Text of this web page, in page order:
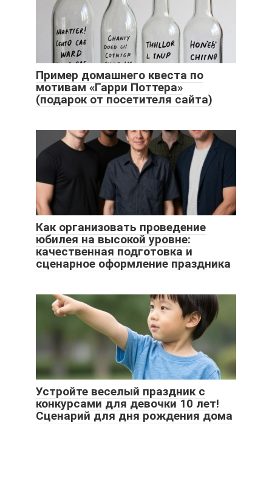
Пример домашнего квеста по
мотивам «Гарри Поттера»
(подарок от посетителя сайта)
Как организовать проведение
юбилея на высокой уровне:
качественная подготовка и
сценарное оформление праздника
Устройте веселый праздник с
конкурсами для девочки 10 лет!
Сценарий для дня рождения дома